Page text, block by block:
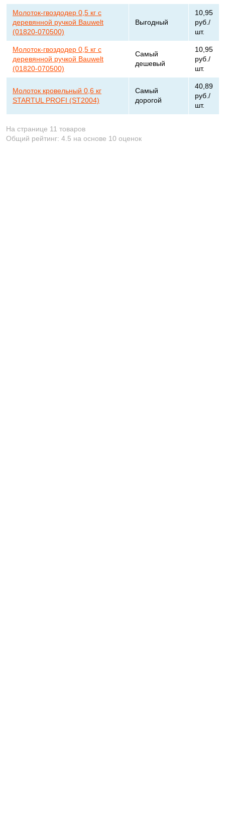
Молоток-гвоздодер 0,5 кг с
деревянной ручкой Bauwelt
(01820-070500)
Выгодный
10,95
руб./
шт.
Молоток-гвоздодер 0,5 кг с
деревянной ручкой Bauwelt
(01820-070500)
Самый
дешевый
10,95
руб./
шт.
Молоток кровельный 0,6 кг
STARTUL PROFI (ST2004)
Самый
дорогой
40,89
руб./
шт.
На странице 11 товаров
Общий рейтинг: 4.5 на основе 10 оценок